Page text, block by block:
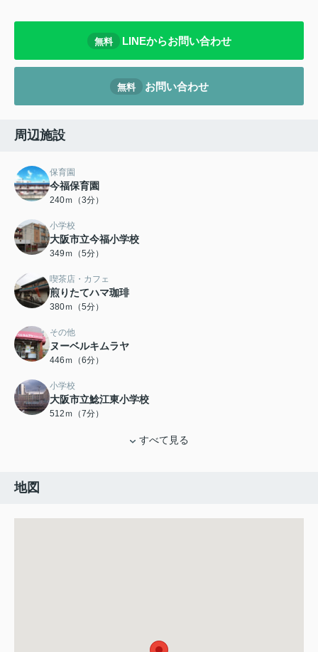
無料 LINEからお問い合わせ
無料 お問い合わせ
周辺施設
保育園
今福保育園
240ｍ（3分）
小学校
大阪市立今福小学校
349ｍ（5分）
喫茶店・カフェ
煎りたてハマ珈琲
380ｍ（5分）
その他
ヌーベルキムラヤ
446ｍ（6分）
小学校
大阪市立鯰江東小学校
512ｍ（7分）
すべて見る
地図